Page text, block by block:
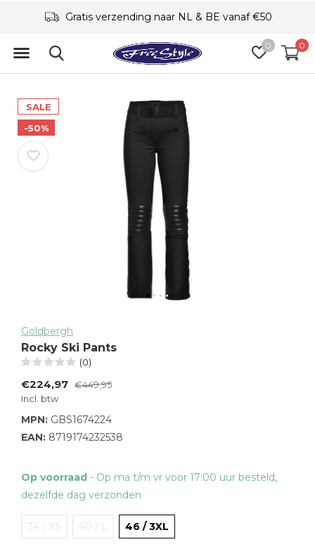
0 0
Gratis verzending naar NL & BE vanaf €50
SALE
-50%
Goldbergh
Rocky Ski Pants
(0)
€224,97 €449,95
Incl. btw
MPN: GBS1674224
EAN: 8719174232538
Op voorraad - Op ma t/m vr voor 17:00 uur besteld,
dezelfde dag verzonden
34 / XS 40 / L 46 / 3XL